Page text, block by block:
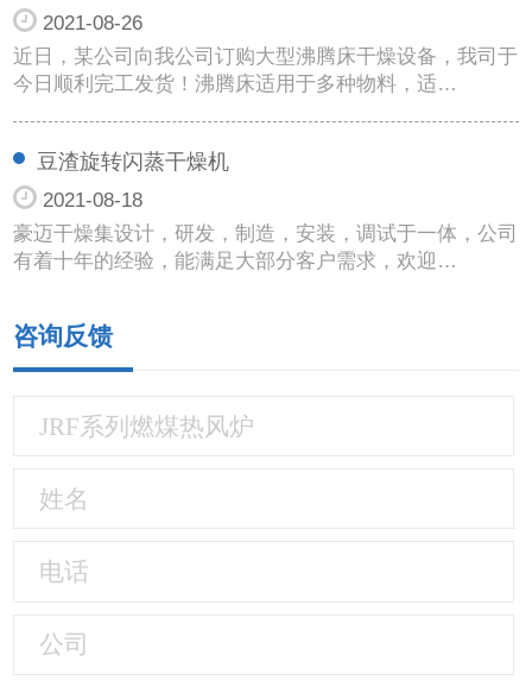
2021-08-26
近日，某公司向我公司订购大型沸腾床干燥设备，我司于
今日顺利完工发货！沸腾床适用于多种物料，适…
豆渣旋转闪蒸干燥机
2021-08-18
豪迈干燥集设计，研发，制造，安装，调试于一体，公司
有着十年的经验，能满足大部分客户需求，欢迎…
咨询反馈